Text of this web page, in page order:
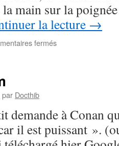
main sur la
la lecture →
ferméssur
#17
par Docthib
demande à Conan
il est puissant ».